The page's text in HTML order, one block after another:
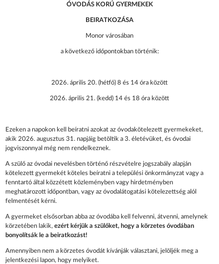
ÓVODÁS KORÚ GYERMEKEK
BEIRATKOZÁSA
Monor városában
a következő időpontokban történik:
2026. április 20. (hétfő) 8 és 14 óra között
2026. április 21. (kedd) 14 és 18 óra között
Ezeken a napokon kell beíratni azokat az óvodakötelezett gyermekeket,
akik 2026. augusztus 31. napjáig betöltik a 3. életévüket, és óvodai
jogviszonnyal még nem rendelkeznek.
A szülő az óvodai nevelésben történő részvételre jogszabály alapján
kötelezett gyermekét köteles beíratni a települési önkormányzat vagy a
fenntartó által közzétett közleményben vagy hirdetményben
meghatározott időpontban, vagy az óvodalátogatási kötelezettség alól
felmentését kérni.
A gyermeket elsősorban abba az óvodába kell felvenni, átvenni, amelynek
körzetében lakik,ezért kérjük a szülőket, hogy a körzetes óvodában
bonyolítsák le a beiratkozást!
Amennyiben nem a körzetes óvodát kívánják választani, jelöljék meg a
jelentkezési lapon, hogy melyiket.